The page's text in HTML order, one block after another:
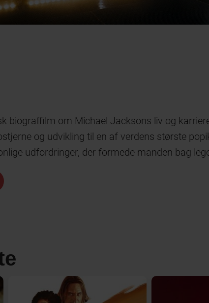
biograffilm om Michael Jacksons liv og
og udvikling til en af verdens største
udfordringer, der formede manden bag